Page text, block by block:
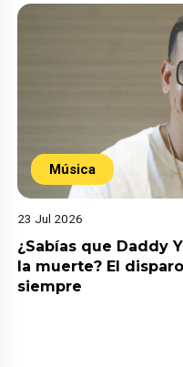
Música
23 Jul 2026
¿Sabías que Daddy
la muerte? El
siempre